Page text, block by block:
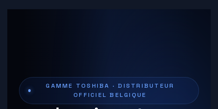
GAMME TOSHIBA · DISTRIBUTEUR
OFFICIEL BELGIQUE